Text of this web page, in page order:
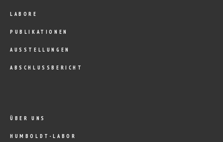
LABORE
PUBLIKATIONEN
AUSSTELLUNGEN
ABSCHLUSSBERICHT
ÜBER UNS
HUMBOLDT-LABOR